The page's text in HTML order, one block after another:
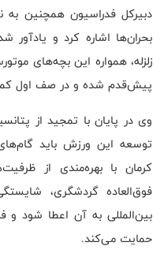
دبیرکل فدراسیون همچنین به
بحران‌ها اشاره کرد و
زلزله، همواره این بچه‌های
پیش‌قدم شده و در صف اول
وی در پایان با تمجید از
توسعه این ورزش باید
کرمان با بهره‌مندی از
فوق‌العاده گردشگری،
بین‌المللی به آن اعطا شود و
حمایت می‌کند.